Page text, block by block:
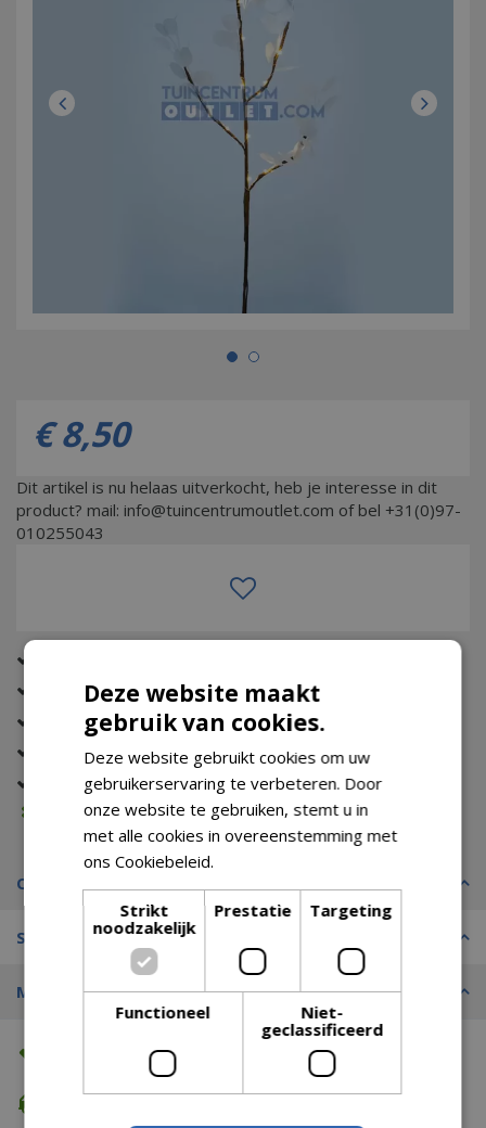
€ 8,50
Dit artikel is nu helaas uitverkocht, heb je interesse in dit
product? mail: info@tuincentrumoutlet.com of bel +31(0)97-
010255043
Eerst zien dan betalen (met Riverty)
Gratis verzending (vanaf €74,99)
Tot wel 14 dagen bedenktijd
Gratis retour
Voorraad melding
Omschrijving
Specificaties
Merk
Altijd de beste prijs
Gratis verzending
Deze website maakt
gebruik van cookies.
Deze website gebruikt cookies om uw
gebruikerservaring te verbeteren. Door
onze website te gebruiken, stemt u in
met alle cookies in overeenstemming met
ons Cookiebeleid.
Strikt
noodzakelijk
Prestatie Targeting
Functioneel
Niet-
geclassificeerd